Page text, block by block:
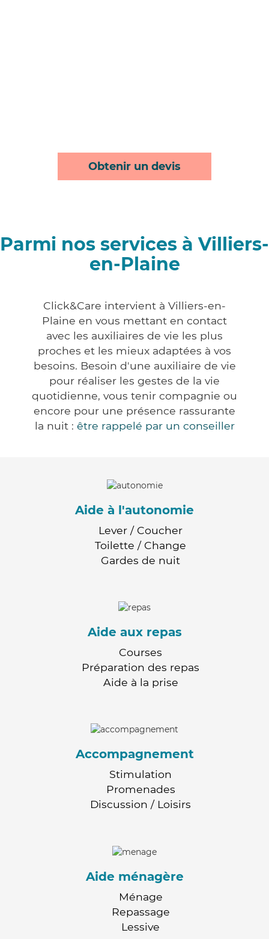
Obtenir un devis
Parmi nos services à Villiers-
en-Plaine
Click&Care intervient à Villiers-en-
Plaine en vous mettant en contact
avec les auxiliaires de vie les plus
proches et les mieux adaptées à vos
besoins. Besoin d'une auxiliaire de vie
pour réaliser les gestes de la vie
quotidienne, vous tenir compagnie ou
encore pour une présence rassurante
la nuit : être rappelé par un conseiller
Aide à l'autonomie
Lever / Coucher
Toilette / Change
Gardes de nuit
Aide aux repas
Courses
Préparation des repas
Aide à la prise
Accompagnement
Stimulation
Promenades
Discussion / Loisirs
Aide ménagère
Ménage
Repassage
Lessive